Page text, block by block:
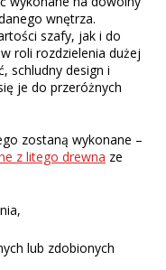
wnętrza.
szafy, jak i do
roli rozdzielenia dużej
schludny design i
je do przeróżnych
zostaną wykonane –
z litego drewna ze
lub zdobionych